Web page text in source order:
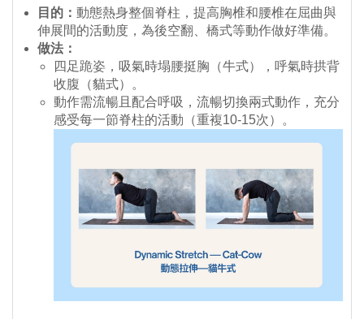
目的： 動態熱身整個脊柱，提高胸椎和腰椎在屈曲與
伸展間的活動度，為後空翻、橋式等動作做好準備。
做法：
四足跪姿，吸氣時塌腰挺胸（牛式），呼氣時拱背
收腹（貓式）。
動作需流暢且配合呼吸，流暢切換兩式動作，充分
感受每一節脊柱的活動（重複10-15次）。